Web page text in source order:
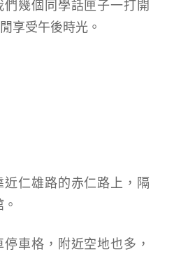
們幾個同學話匣子一打開
享受午後時光。
近仁雄路的赤仁路上，隔
車格，附近空地也多，